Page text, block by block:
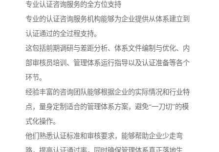
专业认证咨询服务的全方位支持
专业的认证咨询服务机构能够为企业提供从体系建立到
认证通过的全过程支持。
这包括前期调研与差距分析、体系文件编制与优化、内
部审核员培训、管理体系运行指导以及认证准备等各个
环节。
经验丰富的咨询团队能够根据企业的实际情况和行业特
点，量身定制适合的管理体系方案，避免“一刀切”的模
式化操作。
他们熟悉认证标准和审核要求，能够帮助企业少走弯